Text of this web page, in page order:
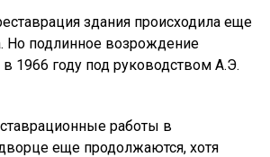
здания происходила еще
Но подлинное возрождение
1966 году под руководством А.Э.
работы в
еще продолжаются, хотя